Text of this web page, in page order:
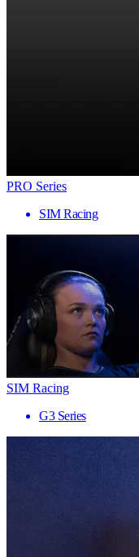
PRO Series
SIM Racing
SIM Racing
G3 Series